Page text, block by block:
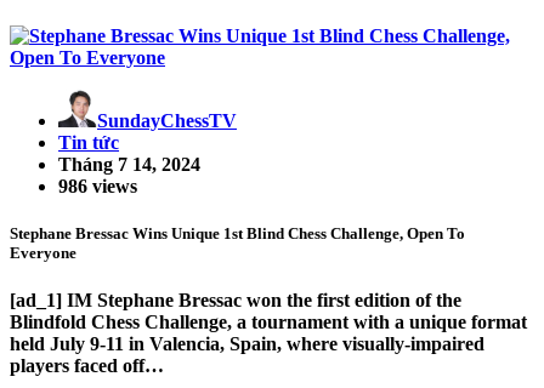
SundayChessTV
Tin tức
Tháng 7 14, 2024
986 views
Stephane Bressac Wins Unique 1st Blind Chess Challenge, Open To
Everyone
[ad_1] IM Stephane Bressac won the first edition of the
Blindfold Chess Challenge, a tournament with a unique format
held July 9-11 in Valencia, Spain, where visually-impaired
players faced off…